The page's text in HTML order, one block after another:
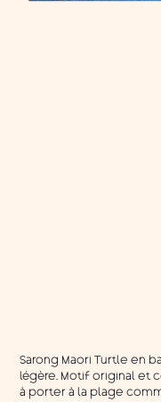
Sarong Maori Turtle en
légère. Motif original et
à porter à la plage